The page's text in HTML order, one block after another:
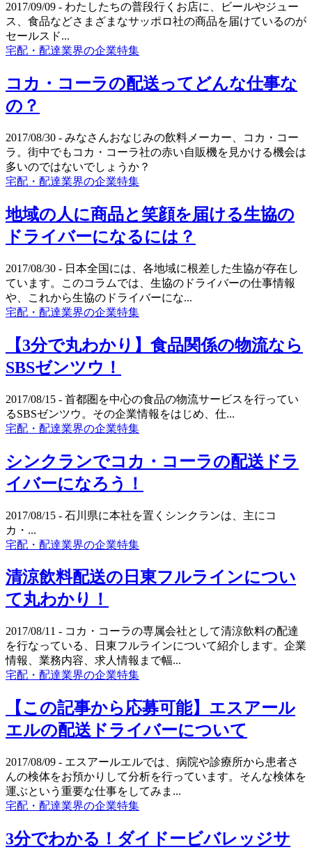
2017/09/09 - わたしたちの普段行くお店に、ビールやジュー
ス、食品などさまざまなサッポロ社の商品を届けているのが
セールスド...
宅配・配達業界の企業特集
コカ・コーラの配送ってどんな仕事な
の？
2017/08/30 - みなさんおなじみの飲料メーカー、コカ・コー
ラ。街中でもコカ・コーラ社の赤い自販機を見かける機会は
多いのではないでしょうか？
宅配・配達業界の企業特集
地域の人に商品と笑顔を届ける生協の
ドライバーになるには？
2017/08/30 - 日本全国には、各地域に根差した生協が存在し
ています。このコラムでは、生協のドライバーの仕事情報
や、これから生協のドライバーにな...
宅配・配達業界の企業特集
【3分で丸わかり】食品関係の物流なら
SBSゼンツウ！
2017/08/15 - 首都圏を中心の食品の物流サービスを行ってい
るSBSゼンツウ。その企業情報をはじめ、仕...
宅配・配達業界の企業特集
シンクランでコカ・コーラの配送ドラ
イバーになろう！
2017/08/15 - 石川県に本社を置くシンクランは、主にコ
カ・...
宅配・配達業界の企業特集
清涼飲料配送の日東フルラインについ
て丸わかり！
2017/08/11 - コカ・コーラの専属会社として清涼飲料の配達
を行なっている、日東フルラインについて紹介します。企業
情報、業務内容、求人情報まで幅...
宅配・配達業界の企業特集
【この記事から応募可能】エスアール
エルの配送ドライバーについて
2017/08/09 - エスアールエルでは、病院や診療所から患者さ
んの検体をお預かりして分析を行っています。そんな検体を
運ぶという重要な仕事をしてみま...
宅配・配達業界の企業特集
3分でわかる！ダイドービバレッジサ